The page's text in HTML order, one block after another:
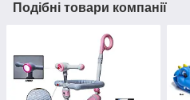
Подібні товари компанії